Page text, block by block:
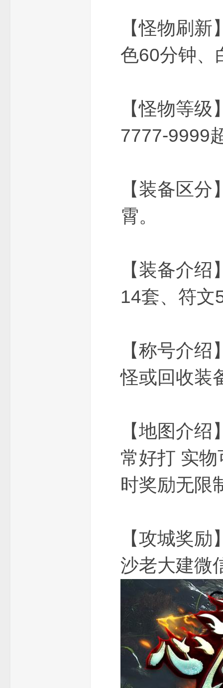
【怪物刷
色60分钟、
【怪物等
7777-9999
【装备区
霄。
【装备介
14套、符文
【称号介
怪或回收装
【地图介
常好打 实
时奖励无限
【攻城奖
沙老大建微